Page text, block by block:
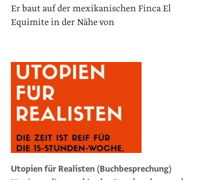
Er baut auf der mexikanischen Finca El
Equimite in der Nähe von
Utopien für Realisten (Buchbesprechung)